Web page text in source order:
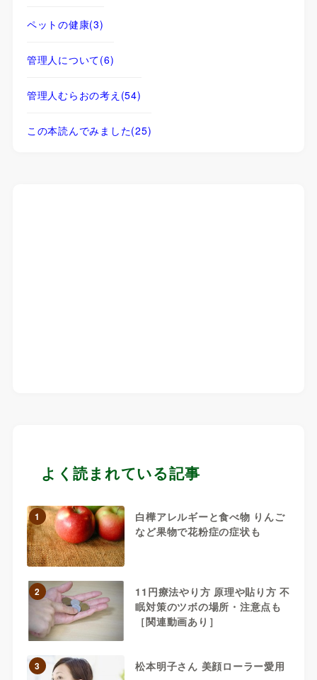
ペットの健康(3)
管理人について(6)
管理人むらおの考え (54)
この本読んでみました(25)
よく読まれている記事
1
白樺アレルギーと食べ物 りんご
など果物で花粉症の症状も
2
11円療法やり方 原理や貼り方 不
眠対策のツボの場所・注意点も
［関連動画あり］
3 松本明子さん 美顔ローラー愛用